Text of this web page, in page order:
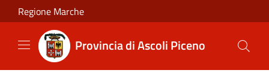
Salta al contenuto principale
Regione Marche
Provincia di Ascoli Piceno